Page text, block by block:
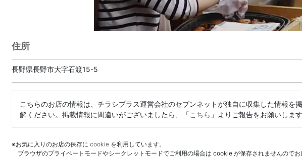
住所
長野県長野市大字石渡15-5
こちらのお店の情報は、チラシプラス運営会社のセブンネットが独自に収集した情報を
解ください。掲載情報に間違いがございましたら、「こちら 」よりご報告をお願いします
※お気に入りのお店の保存に cookie を利用しています。
ブラウザのプライベートモードやシークレットモードでご利用の場合は cookie が保存されませんのでお